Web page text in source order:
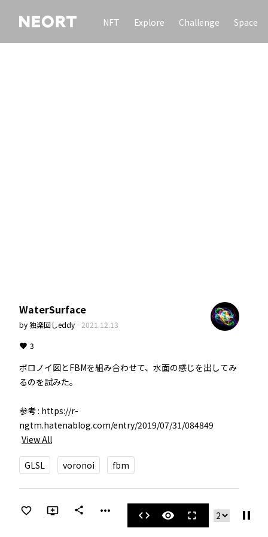
NFT Explore Challenge Space
WaterSurface
by独楽回しeddy · 2021.12.13
3
ボロノイ図とFBMを組み合わせて、水面の感じを出してみ
るのを試みた。
参考 : https://r-
ngtm.hatenablog.com/entry/2019/07/31/084849
View All
GLSL voronoi fbm
share more_horiz code visibility fullscreen pause